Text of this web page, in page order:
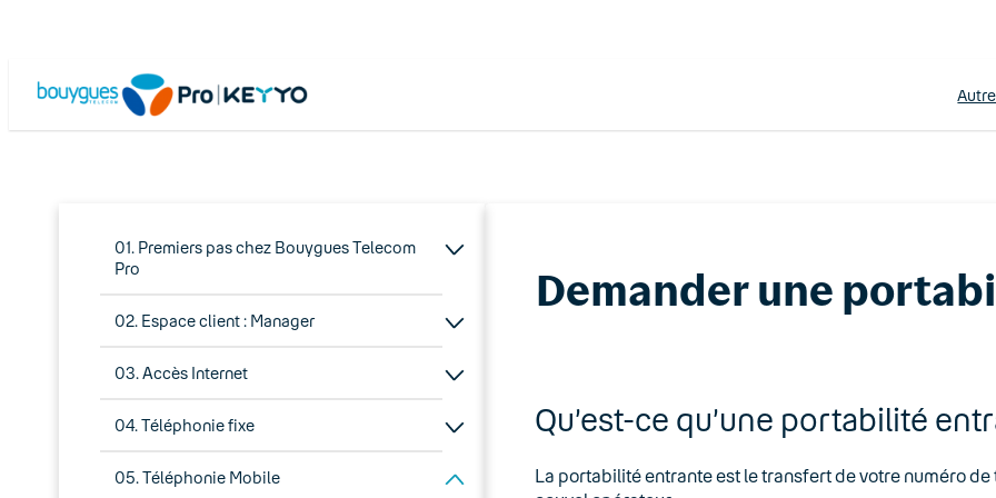
Autre
01. Premiers pas chez Bouygues Telecom
Pro
02. Espace client : Manager
03. Accès Internet
04. Téléphonie fixe
05. Téléphonie Mobile
Demander une
Qu’est-ce qu’une portabilité
La portabilité entrante est le transfert de votre numéro